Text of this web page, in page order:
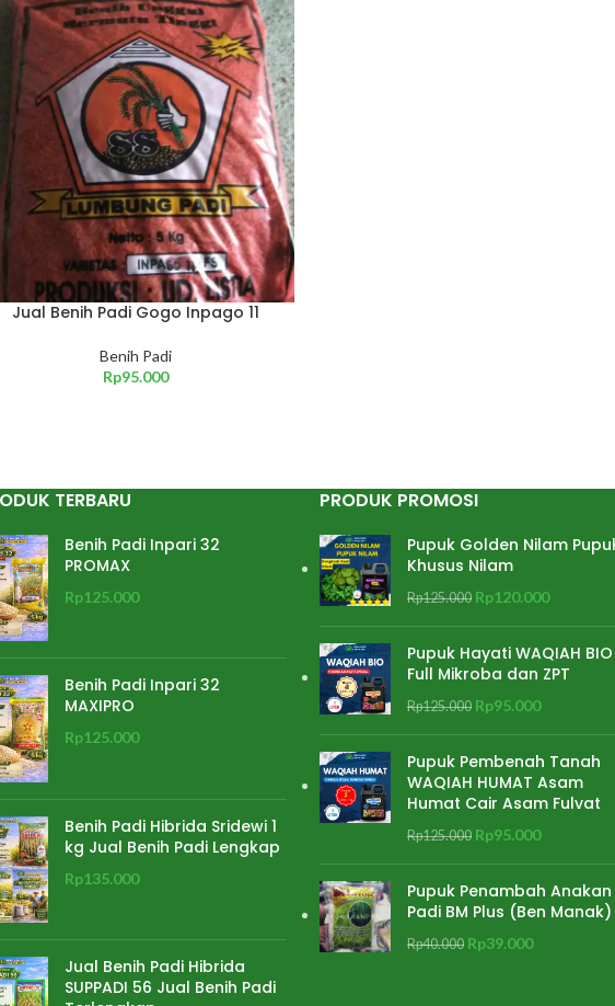
Jual Benih Padi Gogo Inpago 11
Benih Padi
Rp95.000
TERBARU
Benih Padi Inpari 32
PROMAX
Rp125.000
Benih Padi Inpari 32
MAXIPRO
Rp125.000
Benih Padi Hibrida Sridewi 1
kg Jual Benih Padi Lengkap
Rp135.000
Jual Benih Padi Hibrida
SUPPADI 56 Jual Benih Padi
PRODUK PROMOSI
Pupuk Golden Nilam
Khusus Nilam
Rp125.000 Rp120.000
Pupuk Hayati WAQIAH BIO
Full Mikroba dan ZPT
Rp125.000 Rp95.000
Pupuk Pembenah Tanah
WAQIAH HUMAT Asam
Humat Cair Asam Fulvat
Rp125.000 Rp95.000
Pupuk Penambah Anakan
Padi BM Plus (Ben Manak)
Rp40.000 Rp39.000